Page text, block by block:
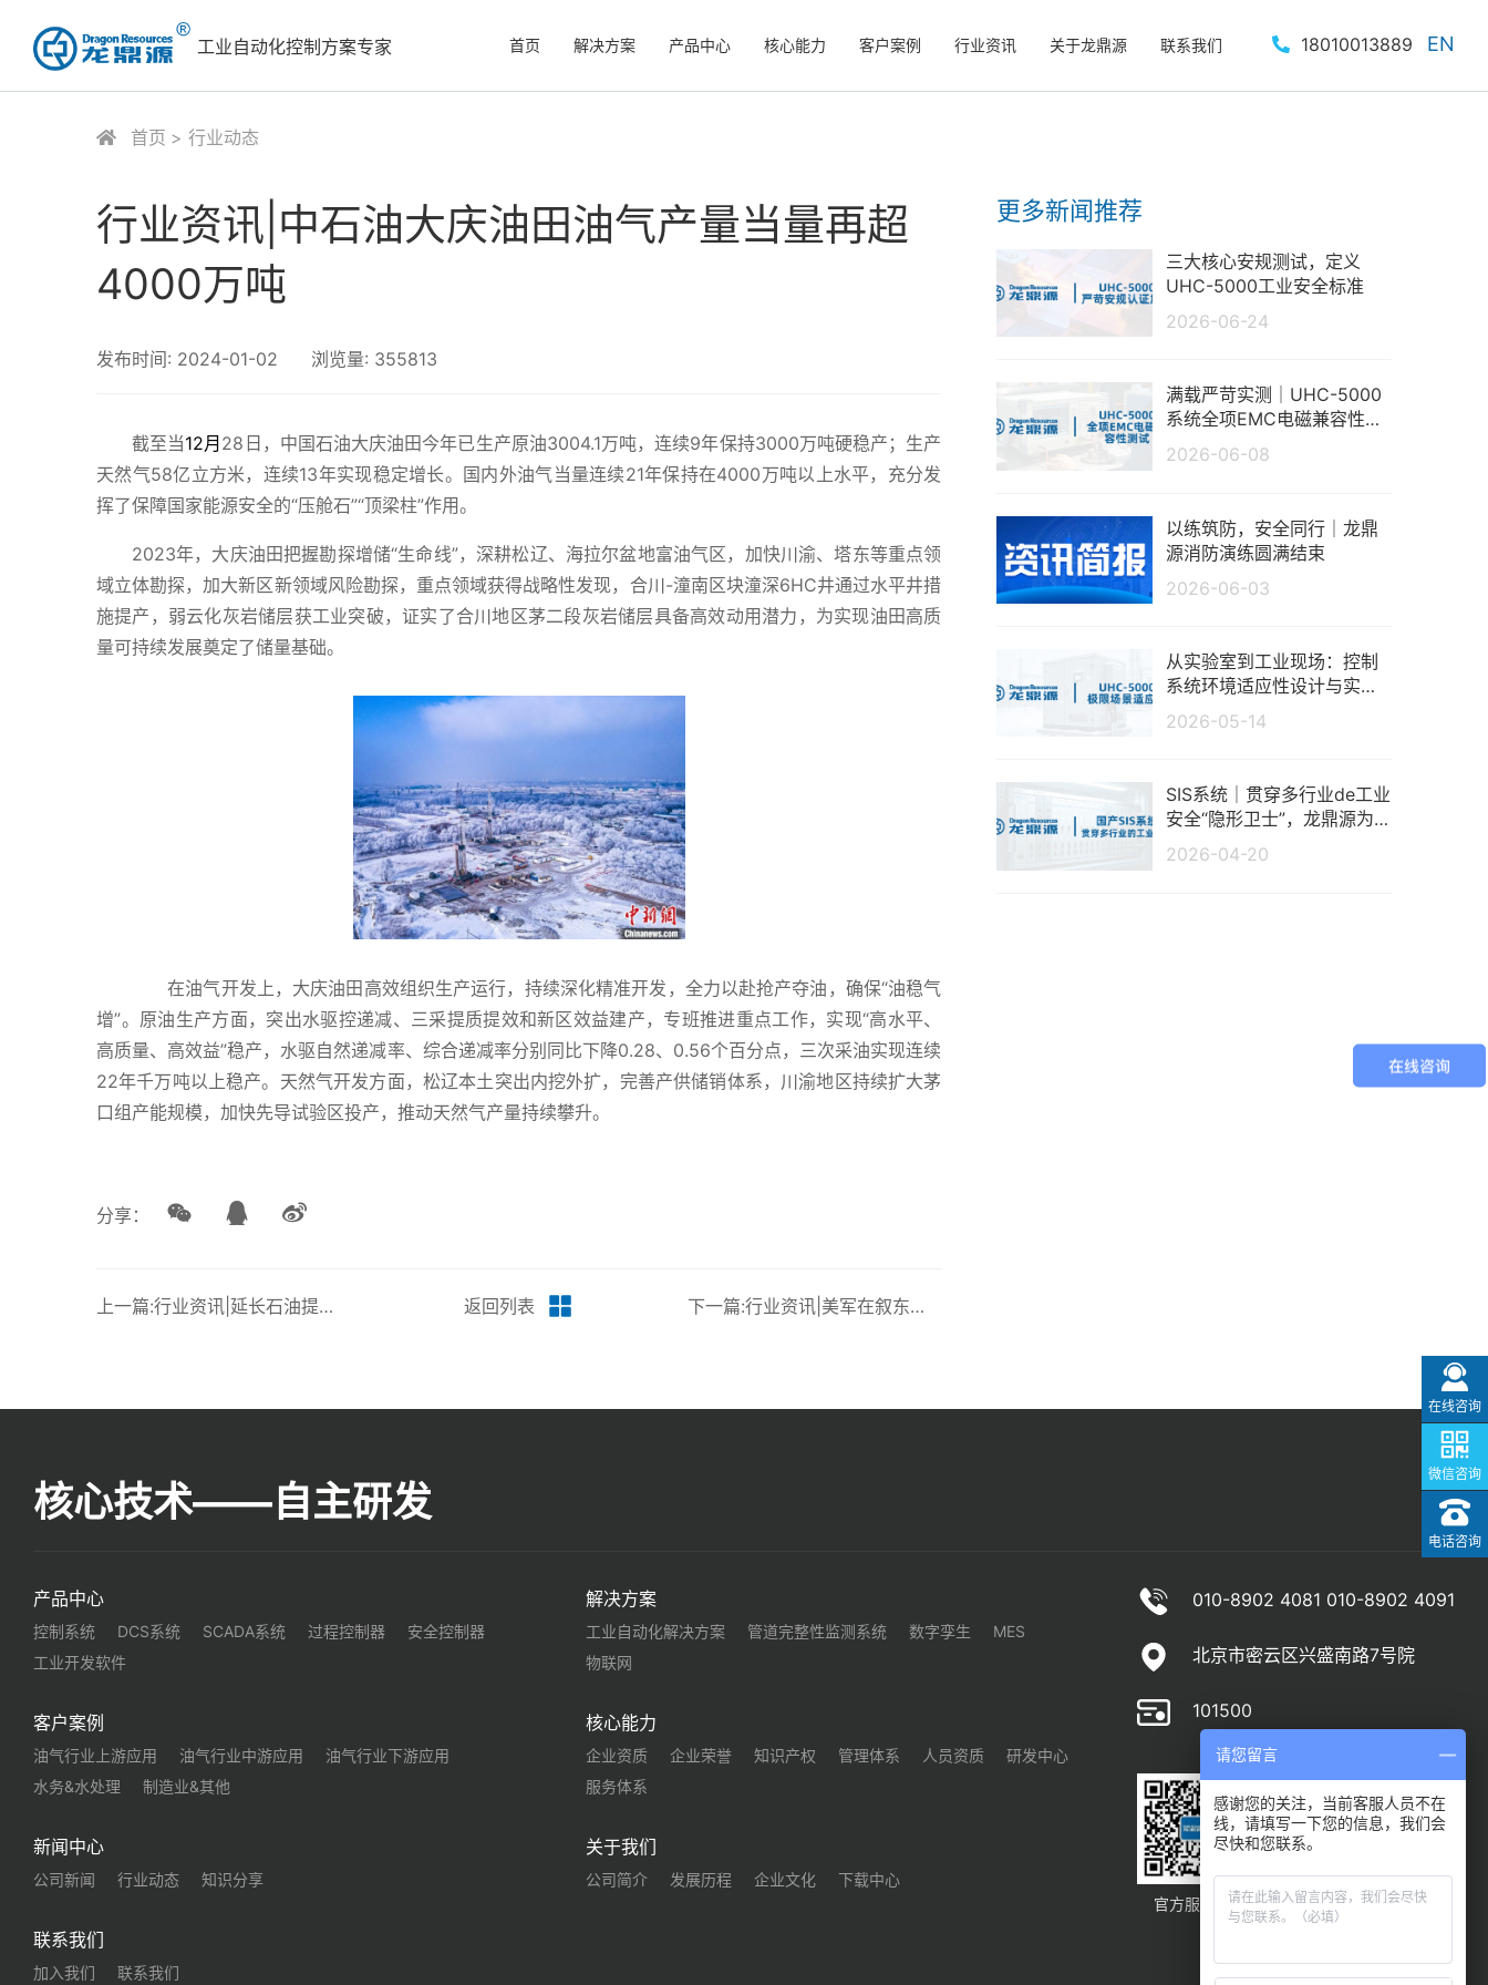
工业自动化控制方案专家 首页 解决方案 产品中心 核心能力 客户案例 行业资讯 关于龙鼎源 联系我们 18010013889 EN
首页 行业动态
行业资讯|中石油大庆油田油气产量当量再超
4000万吨
发布时间: 2024-01-02 浏览量: 355813
截至当12月 28日，中国石油大庆油田今年已生产原油3004.1万吨，连续9年保持3000万吨硬稳产；生产
天然气58亿立方米，连续13年实现稳定增长。国内外油气当量连续21年保持在4000万吨以上水平，充分发
挥了保障国家能源安全的“压舱石”“顶梁柱”作用。
2023年，大庆油田把握勘探增储“生命线”，深耕松辽、海拉尔盆地富油气区，加快川渝、塔东等重点领
域立体勘探，加大新区新领域风险勘探，重点领域获得战略性发现，合川-潼南区块潼深6HC井通过水平井措
施提产，弱云化灰岩储层获工业突破，证实了合川地区茅二段灰岩储层具备高效动用潜力，为实现油田高质
量可持续发展奠定了储量基础。
在油气开发上，大庆油田高效组织生产运行，持续深化精准开发，全力以赴抢产夺油，确保“油稳气
增”。原油生产方面，突出水驱控递减、三采提质提效和新区效益建产，专班推进重点工作，实现“高水平、
高质量、高效益”稳产，水驱自然递减率、综合递减率分别同比下降0.28、0.56个百分点，三次采油实现连续
22年千万吨以上稳产。天然气开发方面，松辽本土突出内挖外扩，完善产供储销体系，川渝地区持续扩大茅
口组产能规模，加快先导试验区投产，推动天然气产量持续攀升。
分享：
上一篇:行业资讯|延长石油提前完成全年管输任务 返回列表 下一篇:行业资讯|美军在叙东北部转运盗采石油
更多新闻推荐
三大核心安规测试，定义
UHC-5000工业安全标准
2026-06-24
满载严苛实测｜UHC-5000
系统全项EMC电磁兼容性测
试报告
2026-06-08
以练筑防，安全同行｜龙鼎
源消防演练圆满结束
2026-06-03
从实验室到工业现场：控制
系统环境适应性设计与实测
分析
2026-05-14
SIS系统｜贯穿多行业de工业
安全“隐形卫士”，龙鼎源为
生产保驾护航
2026-04-20
核心技术——自主研发
产品中心
控制系统 DCS系统 SCADA系统 过程控制器
安全控制器
工业开发软件
解决方案
工业自动化解决方案 管道完整性监测系统 数字孪生
MES
物联网
客户案例
油气行业上游应用 油气行业中游应用
油气行业下游应用
水务&水处理
制造业&其他
核心能力
企业资质 企业荣誉 知识产权 管理体系 人员资质
研发中心
服务体系
新闻中心
公司新闻 行业动态 知识分享
关于我们
公司简介 发展历程 企业文化 下载中心
联系我们
加入我们 联系我们
010-8902 4081 010-8902 4091
北京市密云区兴盛南路7号院
101500
官方服务号 官方订阅号
在线咨询
微信咨询
电话咨询
请您留言
感谢您的关注，当前客服人员不在
线，请填写一下您的信息，我们会
尽快和您联系。